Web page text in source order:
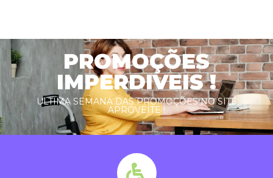
PROMOÇÕES
IMPERDIVEIS !
ULTIMA SEMANA DAS PROMOÇÕES NO SITE
APROVEITE !